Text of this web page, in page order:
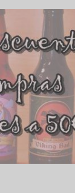
ESC to close